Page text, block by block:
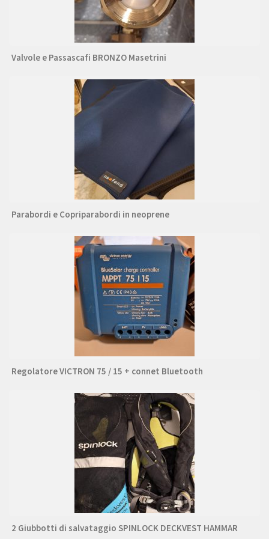
Valvole e Passascafi BRONZO Masetrini
Parabordi e Copriparabordi in neoprene
Regolatore VICTRON 75 / 15 + connet Bluetooth
2 Giubbotti di salvataggio SPINLOCK DECKVEST HAMMAR